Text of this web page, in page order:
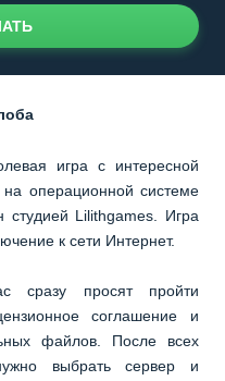
игра с интересной
операционной системе
Lilithgames. Игра
к сети Интернет.
сразу просят пройти
соглашение и
файлов. После всех
выбрать сервер и